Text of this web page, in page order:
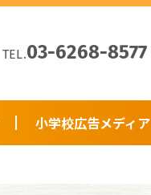
TEL.03-6268-8577
小学校広告メディア